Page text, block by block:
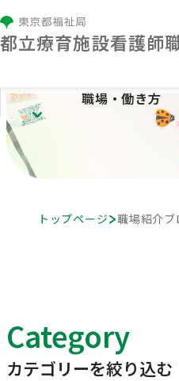
都⽴療育施設看護師
職場・働き方
施設紹介
看護の特色
トップページ 職場紹介ブ
Category
カテゴリーを絞り込む